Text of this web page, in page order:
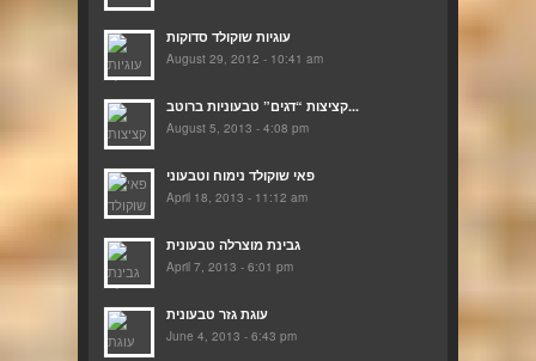
עוגיות שוקולד סדוקות
August 29, 2012 - 10:41 am
קציצות “דגים” טבעוניות ברוטב...
August 5, 2013 - 4:08 pm
פאי שוקולד נימוח וטבעוני
April 18, 2013 - 11:12 am
גבינת מוצרלה טבעונית
April 7, 2013 - 6:01 pm
עוגת גזר טבעונית
June 4, 2013 - 6:43 pm